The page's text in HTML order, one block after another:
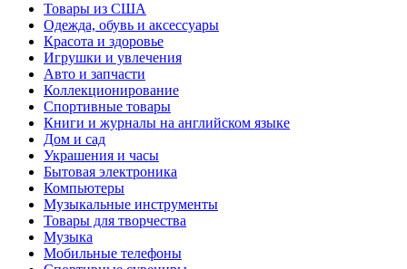
Товары из США
Одежда, обувь и аксессуары
Красота и здоровье
Игрушки и увлечения
Авто и запчасти
Коллекционирование
Спортивные товары
Книги и журналы на английском языке
Дом и сад
Украшения и часы
Бытовая электроника
Компьютеры
Музыкальные инструменты
Товары для творчества
Музыка
Мобильные телефоны